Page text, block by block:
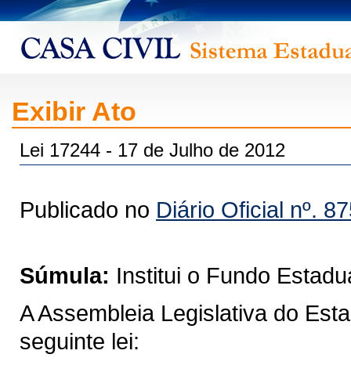
Exibir Ato
Lei 17244 - 17 de Julho de 2012
Publicado no Diário Oficial nº.
Súmula: Institui o Fundo
A Assembleia Legislativa do
seguinte lei: